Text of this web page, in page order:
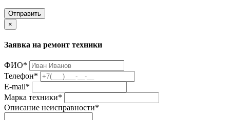
Отправить
×
Заявка на ремонт техники
ФИО*
Телефон*
E-mail*
Марка техники*
Описание неисправности*